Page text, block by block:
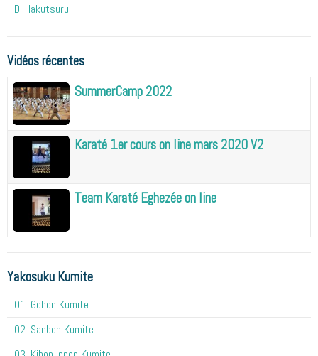
D. Hakutsuru
Vidéos récentes
SummerCamp 2022
Karaté 1er cours on line mars 2020 V2
Team Karaté Eghezée on line
Yakosuku Kumite
01. Gohon Kumite
02. Sanbon Kumite